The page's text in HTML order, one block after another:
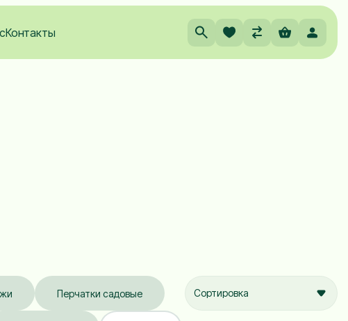
Контакты
Перчатки садовые Сортировка